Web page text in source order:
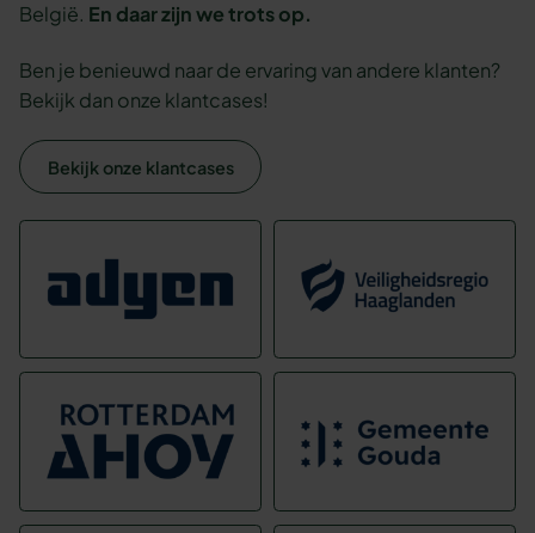
België. En daar zijn we trots op.
Ben je benieuwd naar de ervaring van andere klanten?
Bekijk dan onze klantcases!
Bekijk onze klantcases